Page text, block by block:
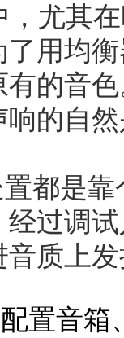
尤其在
用均
的音
的自
是靠
过调
质上
置音箱